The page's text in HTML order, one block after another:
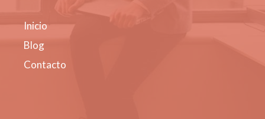
Inicio
Blog
Contacto